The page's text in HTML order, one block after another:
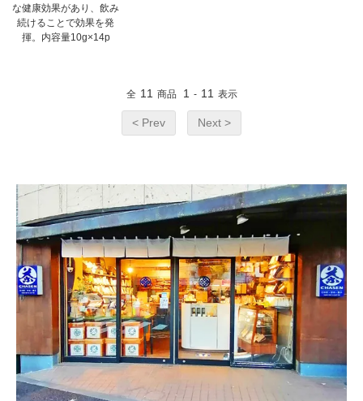
な健康効果があり、飲み
続けることで効果を発
揮。内容量10g×14p
全 11 商品 1 - 11 表示
< Prev Next >